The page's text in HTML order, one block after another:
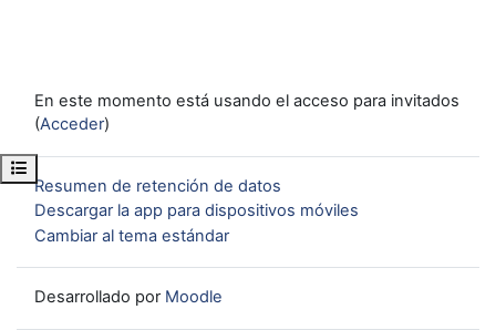
Abrir índice del curso
En este momento está usando el acceso para invitados
(Acceder)
Resumen de retención de datos
Descargar la app para dispositivos móviles
Cambiar al tema estándar
Desarrollado por Moodle